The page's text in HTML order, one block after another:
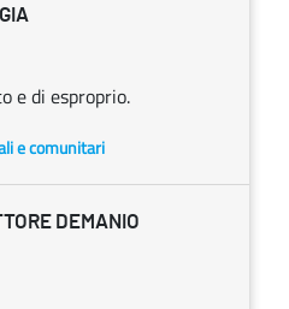
e di esproprio.
e comunitari
DEMANIO